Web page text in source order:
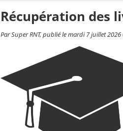
Récupération des
Par Super RNT, publié le mardi 7 juillet